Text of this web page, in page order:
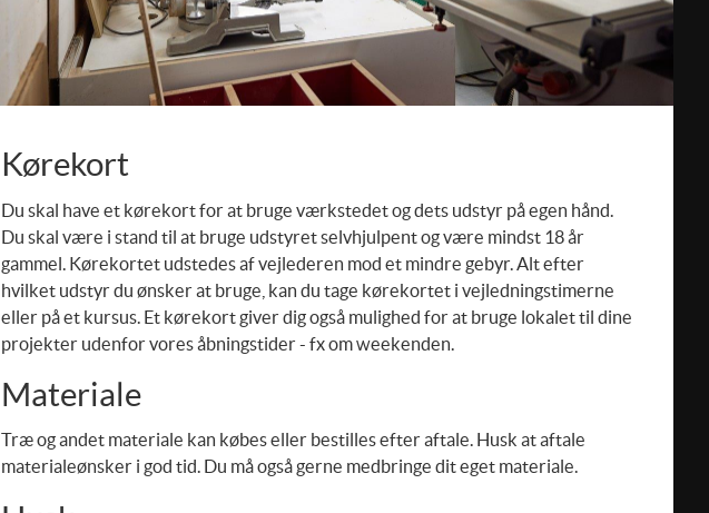
Kørekort
Du skal have et kørekort for at bruge værkstedet og dets udstyr på egen hånd.
Du skal være i stand til at bruge udstyret selvhjulpent og være mindst 18 år
gammel. Kørekortet udstedes af vejlederen mod et mindre gebyr. Alt efter
hvilket udstyr du ønsker at bruge, kan du tage kørekortet i vejledningstimerne
eller på et kursus. Et kørekort giver dig også mulighed for at bruge lokalet til dine
projekter udenfor vores åbningstider - fx om weekenden.
Materiale
Træ og andet materiale kan købes eller bestilles efter aftale. Husk at aftale
materialeønsker i god tid. Du må også gerne medbringe dit eget materiale.